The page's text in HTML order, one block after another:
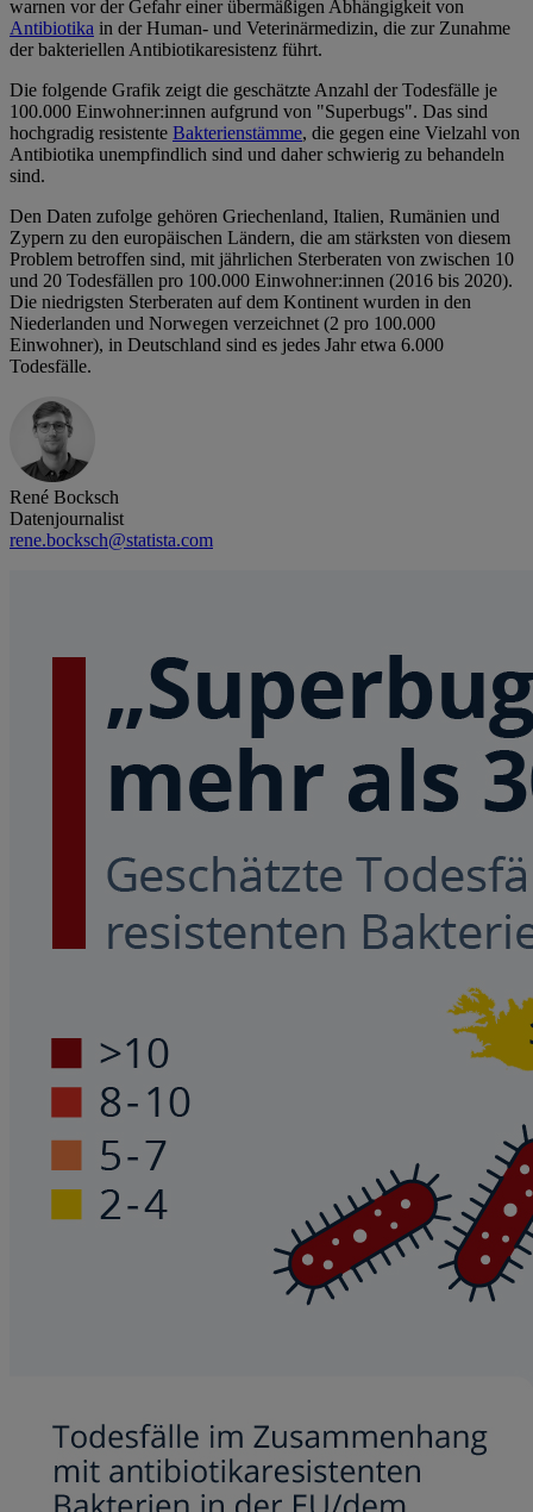
warnen vor der Gefahr einer übermäßigen Abhängigkeit von
Antibiotika in der Human- und Veterinärmedizin, die zur Zunahme
der bakteriellen Antibiotikaresistenz führt.
Die folgende Grafik zeigt die geschätzte Anzahl der Todesfälle je
100.000 Einwohner:innen aufgrund von "Superbugs". Das sind
hochgradig resistente Bakterienstämme, die gegen eine Vielzahl von
Antibiotika unempfindlich sind und daher schwierig zu behandeln
sind.
Den Daten zufolge gehören Griechenland, Italien, Rumänien und
Zypern zu den europäischen Ländern, die am stärksten von diesem
Problem betroffen sind, mit jährlichen Sterberaten von zwischen 10
und 20 Todesfällen pro 100.000 Einwohner:innen (2016 bis 2020).
Die niedrigsten Sterberaten auf dem Kontinent wurden in den
Niederlanden und Norwegen verzeichnet (2 pro 100.000
Einwohner), in Deutschland sind es jedes Jahr etwa 6.000
Todesfälle.
René Bocksch
Datenjournalist
rene.bocksch@statista.com